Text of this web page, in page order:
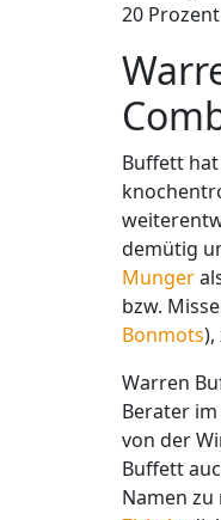
20
Buffett
demütig
Munger
bzw.
Bonmots),
Warren
Berater
von der
Buffett
Namen